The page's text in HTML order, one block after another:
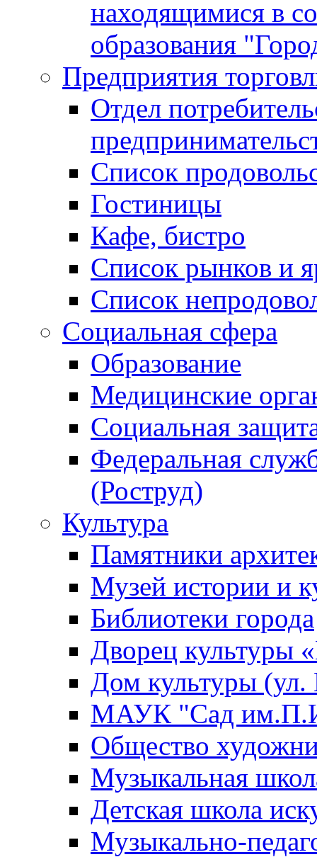
находящимися в
образования
Предприятия
Отдел
Список
Гостиницы
Кафе, бистро
Cписок рынков и
Список
Социальная сфера
Образование
Медицинские
Социальная
Федеральная
(Роструд)
Культура
Памятники
Музей истории и
Библиотеки города
Дворец культуры
Дом культуры (ул.
МАУК "Сад
Общество
Музыкальная
Детская школа
Музыкально-